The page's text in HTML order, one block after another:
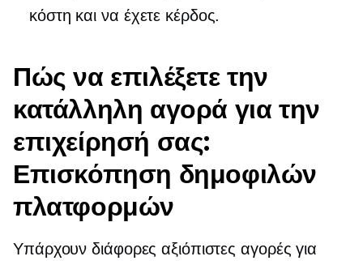
κόστη και να έχετε κέρδος.
Πώς να επιλέξετε την
κατάλληλη αγορά για την
επιχείρησή σας:
Επισκόπηση δημοφιλών
πλατφορμών
Υπάρχουν διάφορες αξιόπιστες αγορές για